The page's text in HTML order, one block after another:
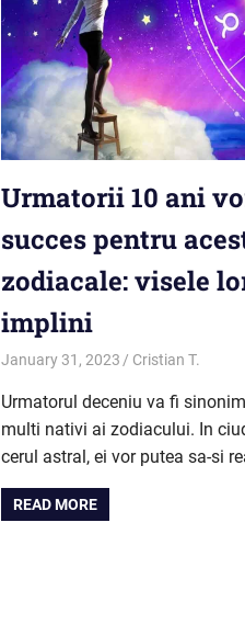
Urmatorii 10 ani
succes pentru
zodiacale: visele
implini
January 31, 2023 Cristian T.
Urmatorul deceniu va fi
multi nativi ai zodiacului. In
cerul astral, ei vor putea sa-si
READ MORE